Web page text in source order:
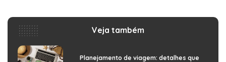
Veja também
Planejamento de viagem: detalhes que